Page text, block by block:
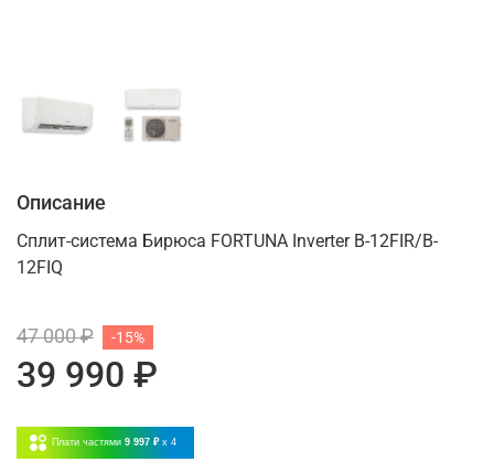
Описание
Сплит-система Бирюса FORTUNA Inverter B-12FIR/B-
12FIQ
47 000 ₽
39 990 ₽
-15%
Плати частями 9 997 ₽ x 4